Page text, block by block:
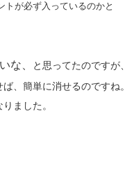
トが必ず入っているのかと
な、
と思ってたのですが、
、簡単に消せるのですね。
ました。